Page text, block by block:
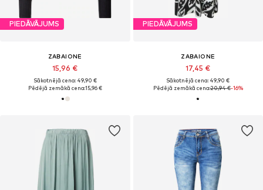
PIEDĀVĀJUMS
ZABAIONE
15,96 €
Sākotnējā cena: 49,90 €
Pēdējā zemākā cena:15,96 €
PIEDĀVĀJUMS
ZABAIONE
17,45 €
Sākotnējā cena: 49,90 €
Pēdējā zemākā cena:20,94 €-16%